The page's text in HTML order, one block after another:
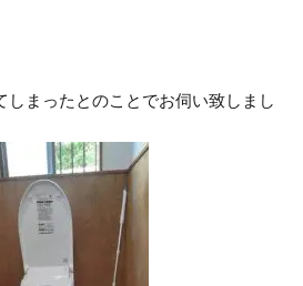
しまったとのことでお伺い致しまし